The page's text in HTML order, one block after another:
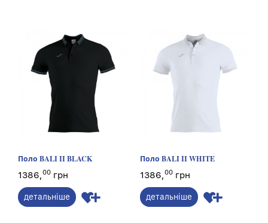
Поло BALI II BLACK
1386,00 грн
детальніше
Поло BALI II WHITE
1386,00 грн
детальніше